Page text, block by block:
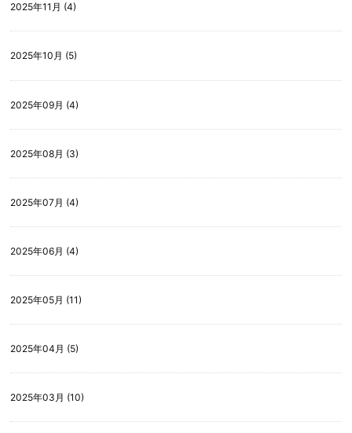
2025年11月 (4)
2025年10月 (5)
2025年09月 (4)
2025年08月 (3)
2025年07月 (4)
2025年06月 (4)
2025年05月 (11)
2025年04月 (5)
2025年03月 (10)